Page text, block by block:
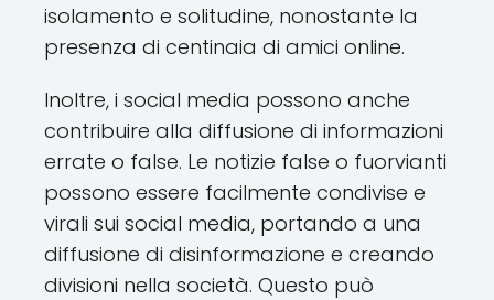
isolamento e solitudine, nonostante la
presenza di centinaia di amici online.
Inoltre, i social media possono anche
contribuire alla diffusione di informazioni
errate o false. Le notizie false o fuorvianti
possono essere facilmente condivise e
virali sui social media, portando a una
diffusione di disinformazione e creando
divisioni nella società. Questo può